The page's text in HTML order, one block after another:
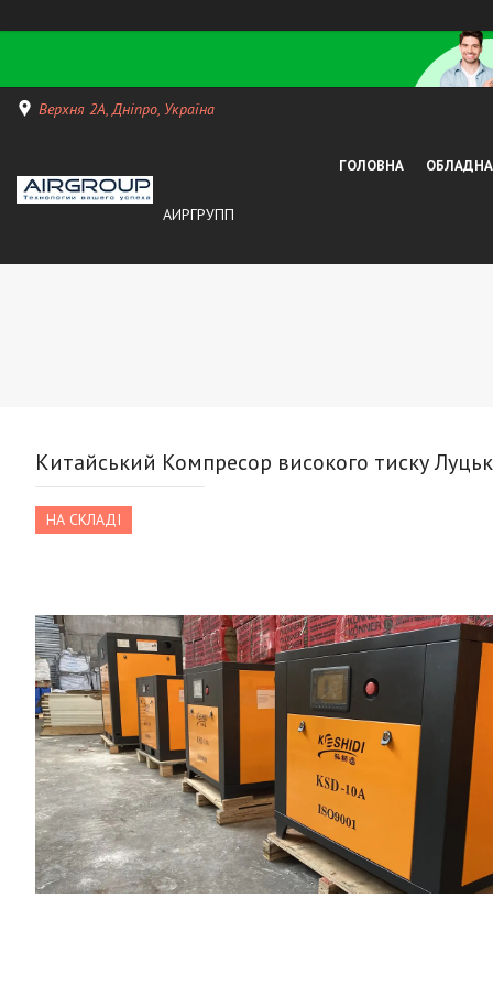
Верхня 2А, Дніпро, Україна
АИРГРУПП
ГОЛОВНА
Китайський Компресор високого тиску Луцьк
НА СКЛАДІ